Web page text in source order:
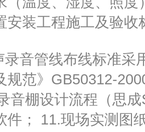
安装工程施工及验
录音管线布线标准采
规范》GB50312-
音棚设计流程（思
件； 11.现场实测图